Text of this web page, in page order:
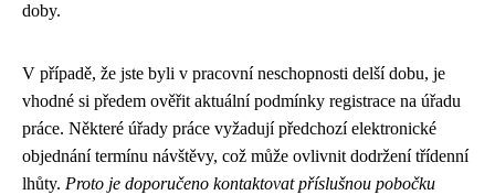
doby.
V případě, že jste byli v pracovní neschopnosti delší dobu, je
vhodné si předem ověřit aktuální podmínky registrace na úřadu
práce. Některé úřady práce vyžadují předchozí elektronické
objednání termínu návštěvy, což může ovlivnit dodržení třídenní
lhůty. Proto je doporučeno kontaktovat příslušnou pobočku